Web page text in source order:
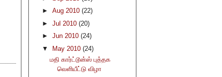
► Aug 2010 (22)
► Jul 2010 (20)
► Jun 2010 (24)
▼ May 2010 (24)
மதி கார்ட்டூன்ஸ் புத்தக
வெளியீட்டு விழா